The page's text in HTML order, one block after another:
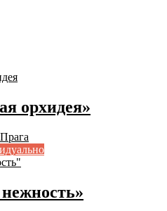
орхидея»
Прага